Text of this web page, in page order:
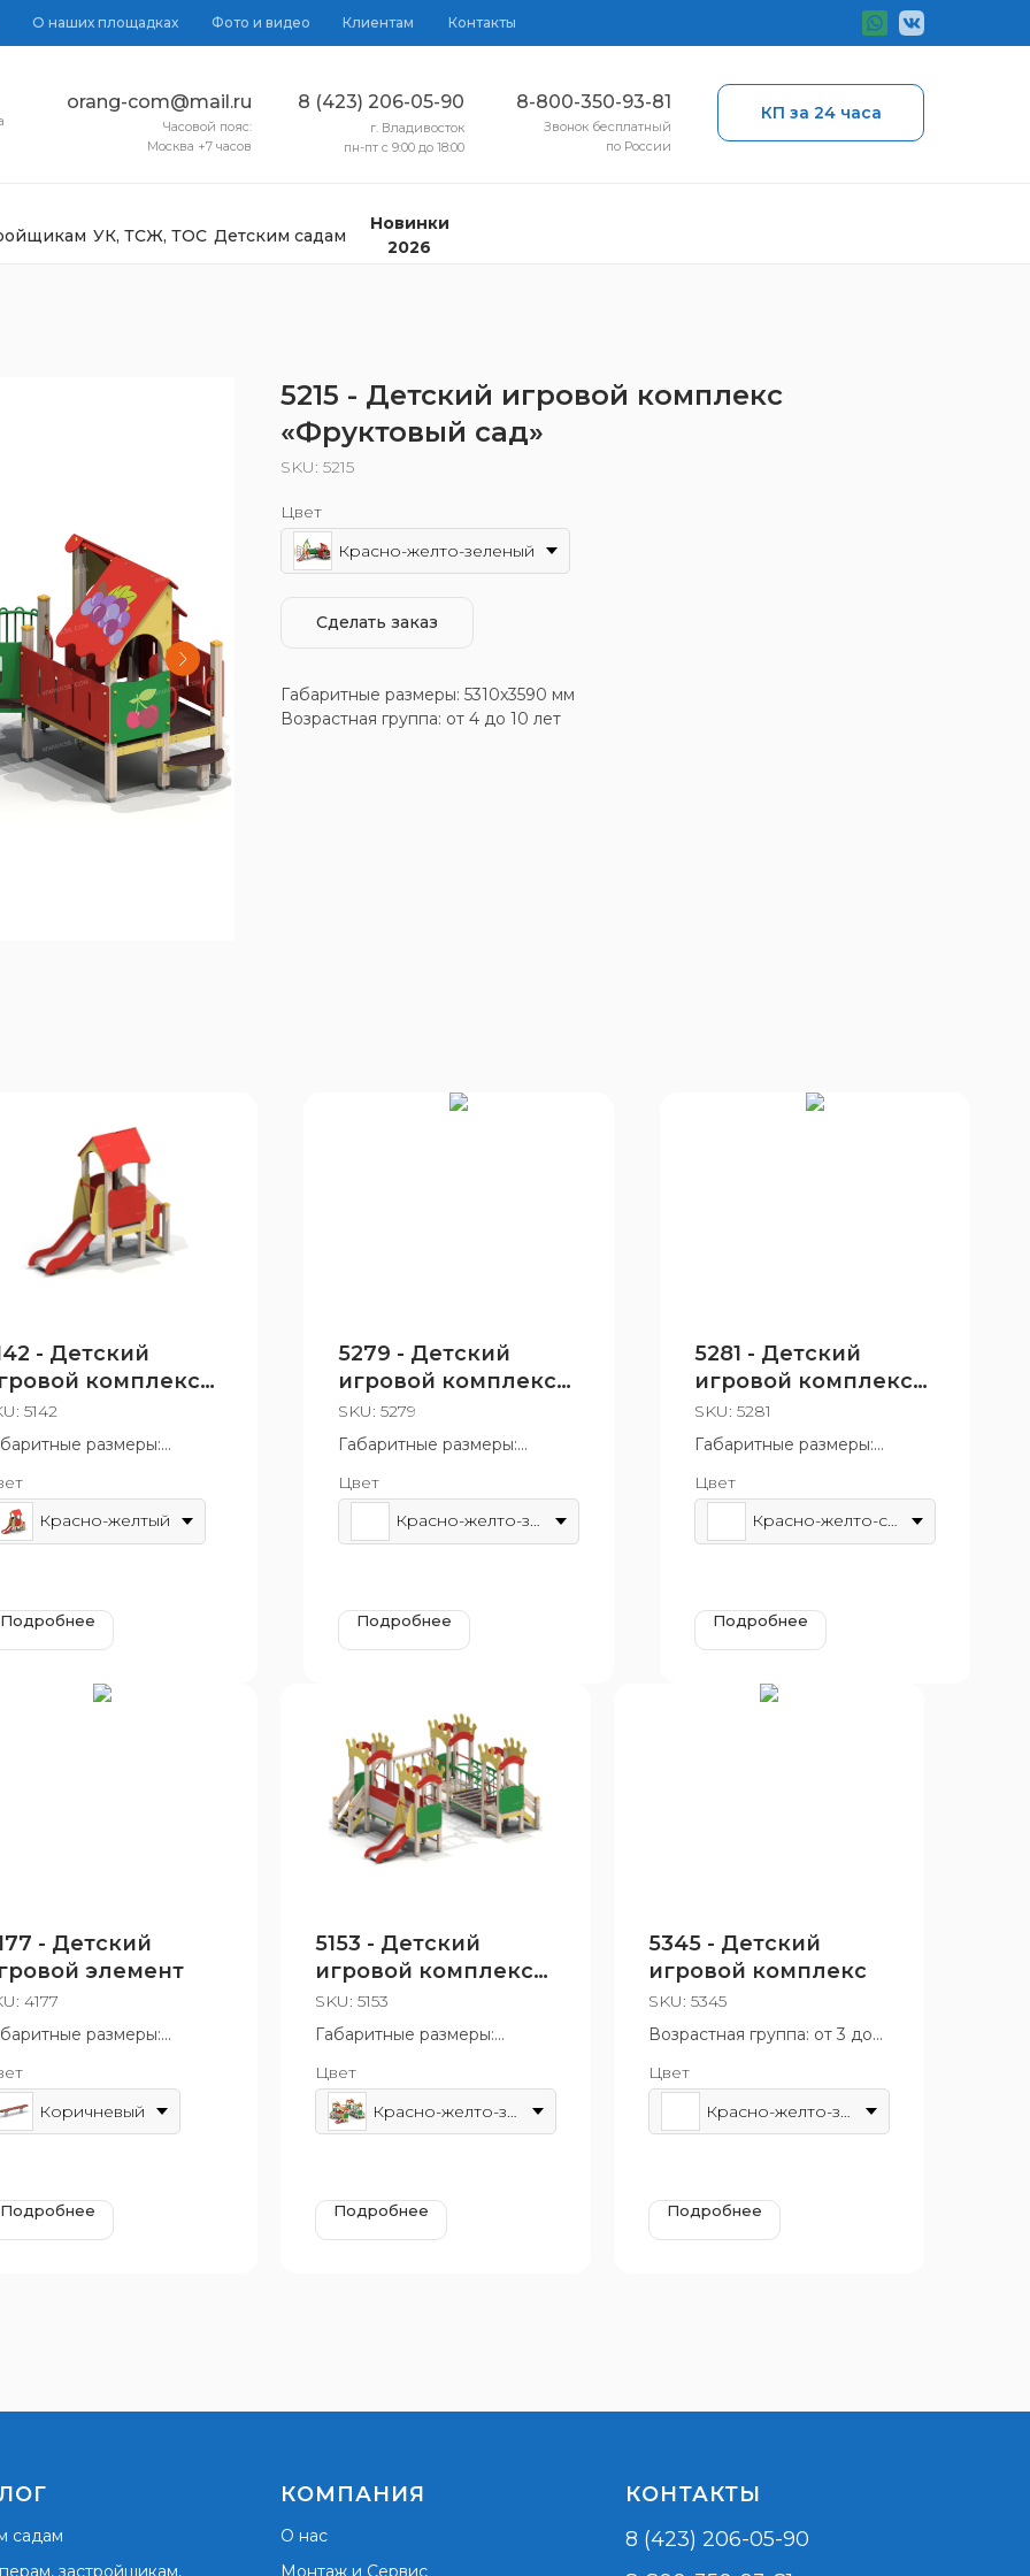
О наших площадках Фото и видео Клиентам Контакты
КП за 24 часа
8 (423) 206-05-90 8-800-350-93-81
orang-com@mail.ru
Звонок бесплатный
по России
г. Владивосток
пн-пт с 9:00 до 18:00
Часовой пояс:
Москва +7 часов
УК, ТСЖ, ТОС Детским садам
Новинки
2026
5215 - Детский игровой комплекс
«Фруктовый сад»
SKU: 5215
Цвет
Красно-желто-зеленый
Сделать заказ
Габаритные размеры: 5310x3590 мм
Возрастная группа: от 4 до 10 лет
- Детский
комплекс
5142
размеры:
группа: от 3 до 7
Красно-желтый
Подробнее
5279 - Детский
игровой комплекс
«Крепость»
SKU: 5279
Габаритные размеры:
Возрастная группа: от 3 до 7
Цвет
Красно-желто-зеленый
Подробнее
5281 - Детский
игровой комплекс
«Золотая рыбка»
SKU: 5281
Габаритные размеры:
Возрастная группа: от 4 до 7
Цвет
Красно-желто-синий
Подробнее
- Детский
элемент
4177
размеры:
группа: от 3 до 7
Коричневый
Подробнее
5153 - Детский
игровой комплекс
«Мини-
королевство»
SKU: 5153
Габаритные размеры:
Возрастная группа: от 4 до 7
лет
Цвет
Подробнее
5345 - Детский
игровой комплекс
SKU: 5345
Возрастная группа: от 3 до
Цвет
Подробнее
садам
застройщикам,
КОМПАНИЯ
О нас
Монтаж и Сервис
КОНТАКТЫ
8 (423) 206-05-90